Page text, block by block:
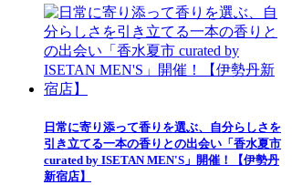
日常に寄り添って香りを選ぶ、自分らしさを
引き立てる一本の香りとの出会い「香水夏市
curated by ISETAN MEN'S」開催！【伊勢丹
新宿店】